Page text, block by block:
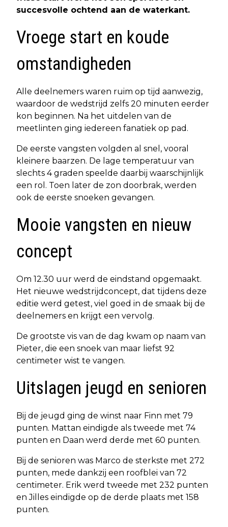
succesvolle ochtend aan de waterkant.
Vroege start en koude
omstandigheden
Alle deelnemers waren ruim op tijd aanwezig,
waardoor de wedstrijd zelfs 20 minuten eerder
kon beginnen. Na het uitdelen van de
meetlinten ging iedereen fanatiek op pad.
De eerste vangsten volgden al snel, vooral
kleinere baarzen. De lage temperatuur van
slechts 4 graden speelde daarbij waarschijnlijk
een rol. Toen later de zon doorbrak, werden
ook de eerste snoeken gevangen.
Mooie vangsten en nieuw
concept
Om 12.30 uur werd de eindstand opgemaakt.
Het nieuwe wedstrijdconcept, dat tijdens deze
editie werd getest, viel goed in de smaak bij de
deelnemers en krijgt een vervolg.
De grootste vis van de dag kwam op naam van
Pieter, die een snoek van maar liefst 92
centimeter wist te vangen.
Uitslagen jeugd en senioren
Bij de jeugd ging de winst naar Finn met 79
punten. Mattan eindigde als tweede met 74
punten en Daan werd derde met 60 punten.
Bij de senioren was Marco de sterkste met 272
punten, mede dankzij een roofblei van 72
centimeter. Erik werd tweede met 232 punten
en Jilles eindigde op de derde plaats met 158
punten.